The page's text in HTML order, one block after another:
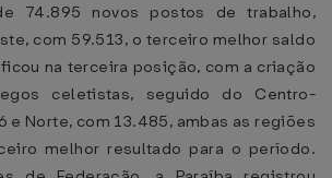
74.895 novos postos de trabalho,
com 59.513, o terceiro melhor saldo
na terceira posição, com a criação
celetistas, seguido do Centro-
e Norte, com 13.485, ambas as regiões
melhor resultado para o período.